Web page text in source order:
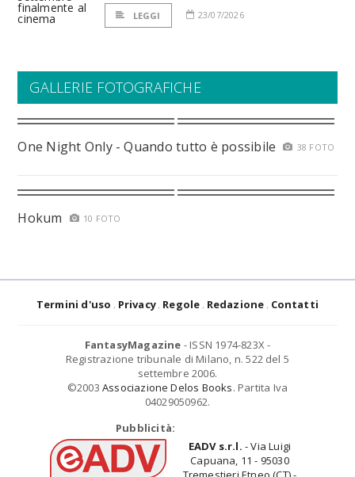
LEGGI 23/07/2026
GALLERIE FOTOGRAFICHE
One Night Only - Quando tutto è possibile 38 FOTO
Hokum 10 FOTO
Termini d'uso Privacy Regole Redazione Contatti
FantasyMagazine - ISSN 1974-823X -
Registrazione tribunale di Milano, n. 522 del 5
settembre 2006.
©2003 Associazione Delos Books. Partita Iva
04029050962.
Pubblicità:
EADV s.r.l. - Via Luigi
Capuana, 11 - 95030